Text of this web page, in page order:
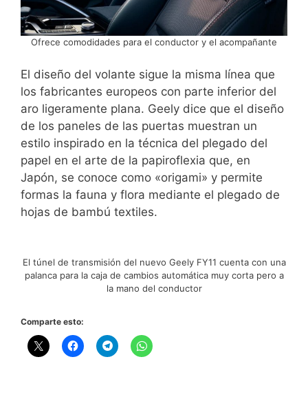
Ofrece comodidades para el conductor y el acompañante
El diseño del volante sigue la misma línea que
los fabricantes europeos con parte inferior del
aro ligeramente plana. Geely dice que el diseño
de los paneles de las puertas muestran un
estilo inspirado en la técnica del plegado del
papel en el arte de la papiroflexia que, en
Japón, se conoce como «origami» y permite
formas la fauna y flora mediante el plegado de
hojas de bambú textiles.
El túnel de transmisión del nuevo Geely FY11 cuenta con una
palanca para la caja de cambios automática muy corta pero a
la mano del conductor
Comparte esto: